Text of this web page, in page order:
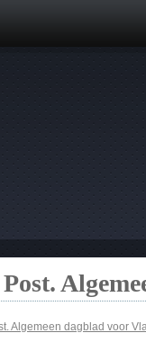
Algemeen dagblad voor